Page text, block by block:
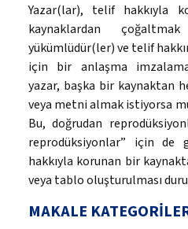
Yazar(lar), telif hakkıyla
kaynaklardan
yükümlüdür(ler) ve telif
için bir anlaşma
yazar, başka bir kaynaktan
veya metni almak istiyorsa
Bu, doğrudan
reprodüksiyonlar” için de
hakkıyla korunan bir
veya tablo oluşturulması
MAKALE